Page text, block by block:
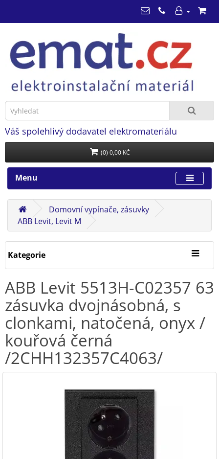
Váš spolehlivý dodavatel elektromateriálu
(0) 0,00 KČ
Menu
Domovní vypínače, zásuvky
ABB Levit, Levit M
Kategorie
ABB Levit 5513H-C02357 63
zásuvka dvojnásobná, s
clonkami, natočená, onyx /
kouřová černá
/2CHH132357C4063/